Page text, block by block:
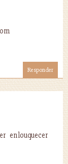
Responder
enlouquecer